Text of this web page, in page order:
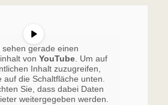
sehen gerade einen
von YouTube. Um auf
Inhalt zuzugreifen,
auf die Schaltfläche unten.
Sie, dass dabei Daten
weitergegeben werden.